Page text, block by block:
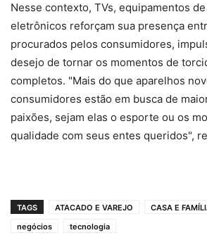
Nesse contexto, TVs, equipamentos
eletrônicos reforçam sua presença
procurados pelos consumidores,
desejo de tornar os momentos de
completos. "Mais do que aparelhos
consumidores estão em busca de
paixões, sejam elas o esporte ou os
qualidade com seus entes queridos",
TAGS ATACADO E VAREJO CASA E
negócios
tecnologia